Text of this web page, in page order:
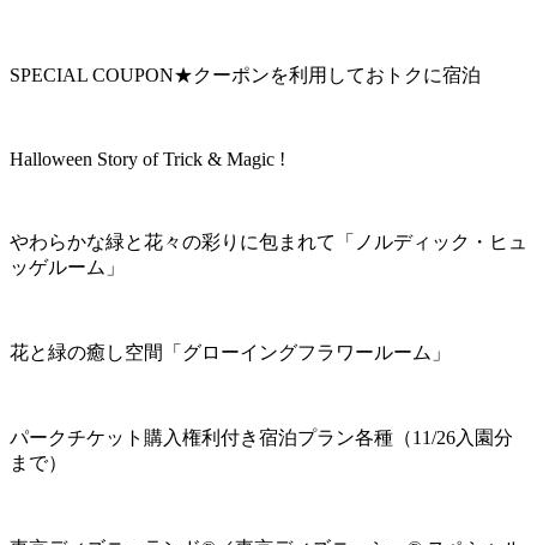
SPECIAL COUPON★クーポンを利用しておトクに宿泊
Halloween Story of Trick & Magic !
やわらかな緑と花々の彩りに包まれて「ノルディック・ヒュ
ッゲルーム」
花と緑の癒し空間「グローイングフラワールーム」
パークチケット購入権利付き宿泊プラン各種（11/26入園分
まで）